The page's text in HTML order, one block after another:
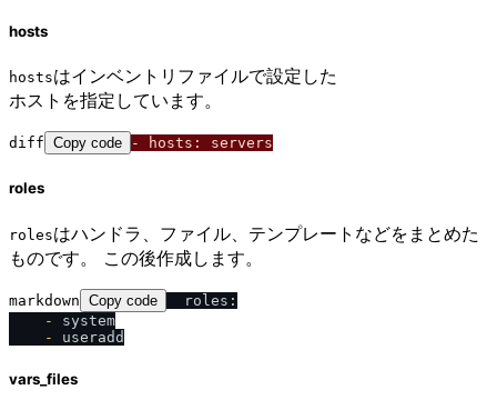
hosts
hostsはインベントリファイルで設定した
ホストを指定しています。
diff Copy code - hosts: servers
roles
rolesはハンドラ、ファイル、テンプレートなどをまとめた
ものです。 この後作成します。
markdown Copy code
    -
    -
vars_files